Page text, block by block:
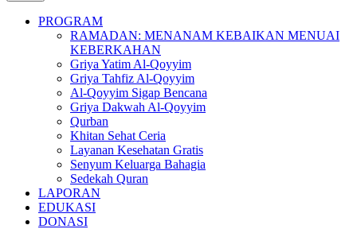
PROGRAM
RAMADAN: MENANAM KEBAIKAN MENUAI
KEBERKAHAN
Griya Yatim Al-Qoyyim
Griya Tahfiz Al-Qoyyim
Al-Qoyyim Sigap Bencana
Griya Dakwah Al-Qoyyim
Qurban
Khitan Sehat Ceria
Layanan Kesehatan Gratis
Senyum Keluarga Bahagia
Sedekah Quran
LAPORAN
EDUKASI
DONASI